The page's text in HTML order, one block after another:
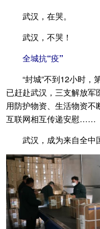
武汉，在哭。
武汉，不哭！
全城抗“疫”
“封城”不到12小时，
已赶赴武汉，三支解放
用防护物资、生活物资
互联网相互传递安慰……
武汉，成为来自全中